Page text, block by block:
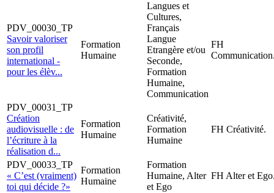
PDV_00030_TP
Savoir valoriser
son profil
international -
pour les élèv...
Formation
Humaine
Langues et
Cultures,
Français
Langue
Etrangère et/ou
Seconde,
Formation
Humaine,
Communication
FH
PDV_00031_TP
Création
audiovisuelle : de
l’écriture à la
réalisation d...
Formation
Humaine
Créativité,
Formation
Humaine
FH Créativité.
PDV_00033_TP
« C’est (vraiment)
toi qui décide ?»
Formation
Humaine
Formation
Humaine, Alter
et Ego
FH Alter et